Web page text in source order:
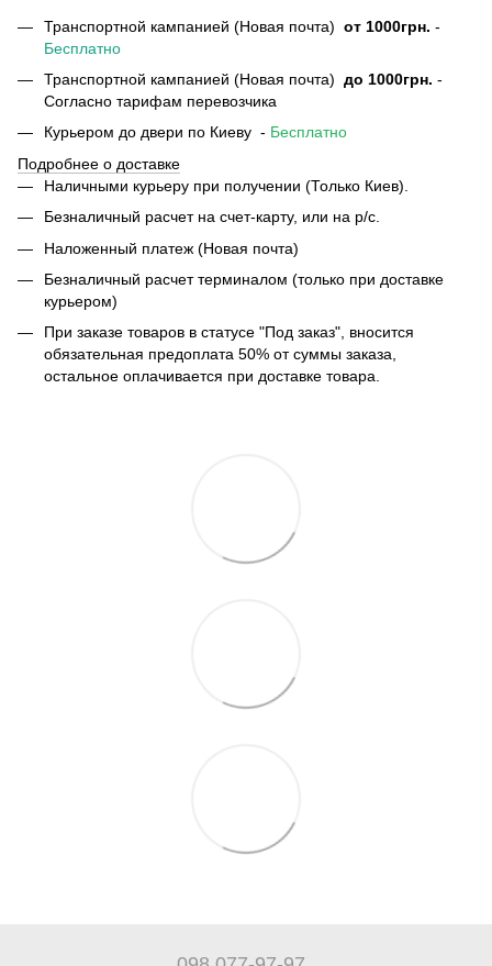
Транспортной кампанией (Новая почта) от 1000грн. -
Бесплатно
Транспортной кампанией (Новая почта) до 1000грн. -
Согласно тарифам перевозчика
Курьером до двери по Киеву - Бесплатно
Подробнее о доставке
Наличными курьеру при получении (Только Киев).
Безналичный расчет на счет-карту, или на р/с.
Наложенный платеж (Новая почта)
Безналичный расчет терминалом (только при доставке
курьером)
При заказе товаров в статусе "Под заказ", вносится
обязательная предоплата 50% от суммы заказа,
остальное оплачивается при доставке товара.